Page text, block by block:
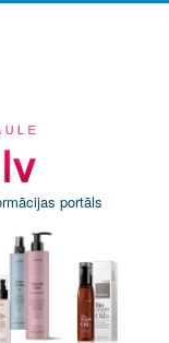
portāls